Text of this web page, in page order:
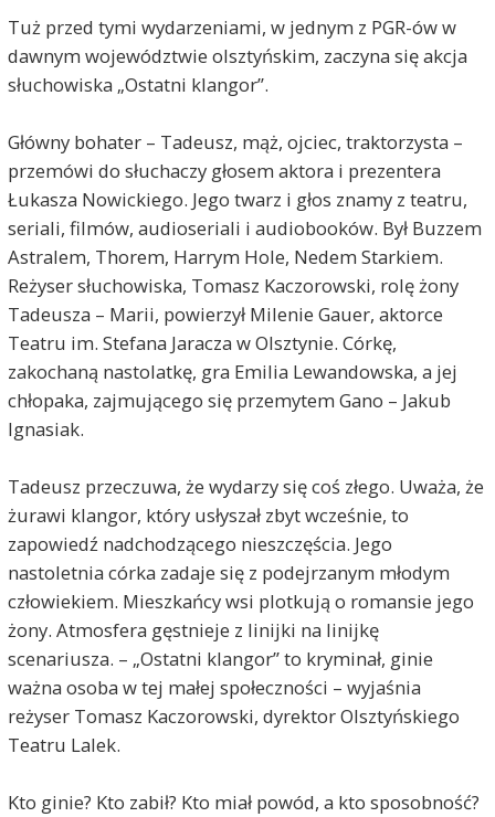
Tuż przed tymi wydarzeniami, w jednym z PGR-ów w
dawnym województwie olsztyńskim, zaczyna się akcja
słuchowiska „Ostatni klangor”.
Główny bohater – Tadeusz, mąż, ojciec, traktorzysta –
przemówi do słuchaczy głosem aktora i prezentera
Łukasza Nowickiego. Jego twarz i głos znamy z teatru,
seriali, filmów, audioseriali i audiobooków. Był Buzzem
Astralem, Thorem, Harrym Hole, Nedem Starkiem.
Reżyser słuchowiska, Tomasz Kaczorowski, rolę żony
Tadeusza – Marii, powierzył Milenie Gauer, aktorce
Teatru im. Stefana Jaracza w Olsztynie. Córkę,
zakochaną nastolatkę, gra Emilia Lewandowska, a jej
chłopaka, zajmującego się przemytem Gano – Jakub
Ignasiak.
Tadeusz przeczuwa, że wydarzy się coś złego. Uważa, że
żurawi klangor, który usłyszał zbyt wcześnie, to
zapowiedź nadchodzącego nieszczęścia. Jego
nastoletnia córka zadaje się z podejrzanym młodym
człowiekiem. Mieszkańcy wsi plotkują o romansie jego
żony. Atmosfera gęstnieje z linijki na linijkę
scenariusza. – „Ostatni klangor” to kryminał, ginie
ważna osoba w tej małej społeczności – wyjaśnia
reżyser Tomasz Kaczorowski, dyrektor Olsztyńskiego
Teatru Lalek.
Kto ginie? Kto zabił? Kto miał powód, a kto sposobność?